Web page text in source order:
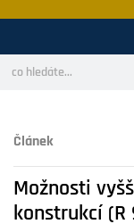
Článek
Možnosti
konstrukcí (R